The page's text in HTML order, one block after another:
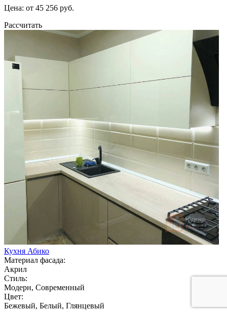
Цена: от 45 256 руб.
Рассчитать
Кухня Абико
Материал фасада:
Акрил
Стиль:
Модерн, Современный
Цвет:
Бежевый, Белый, Глянцевый